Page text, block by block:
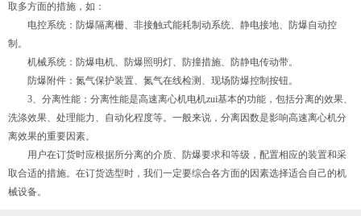
取多方面的措施，如：
电控系统：防爆隔离栅、非接触式能耗制动系统、静电接地、防爆自动控
制。
机械系统：防爆电机、防爆照明灯、防撞措施、防静电传动带。
防爆附件：氮气保护装置、氮气在线检测、现场防爆控制按钮。
3、分离性能：分离性能是高速离心机电机zui基本的功能，包括分离的效果、
洗涤效果、处理能力、自动化程度等。一般来说，分离因数是影响高速离心机分
离效果的重要因素。
用户在订货时应根据所分离的介质、防爆要求和等级，配置相应的装置和采
取合适的措施。在订货选型时，我们一定要综合各方面的因素选择适合自己的机
械设备。